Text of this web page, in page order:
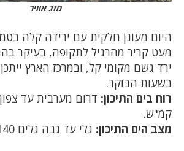
מזג אוויר
היום מעונן חלקית עם ירידה קלה
מעט קריר מהרגיל לתקופה, בעיקר
ירד גשם מקומי קל, ובמרכז הארץ
בשעות הבוקר.
רוח בים התיכון:
קמ"ש.
מצב הים התיכון: גלי עד גבה גלים 70-140 ס"מ.